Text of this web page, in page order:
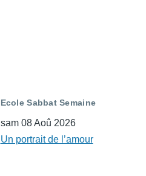
Ecole Sabbat Semaine
sam 08 Aoû 2026
Un portrait de l’amour